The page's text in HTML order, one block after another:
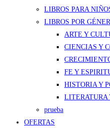
LIBROS PARA
LIBROS POR
ARTE Y
CIENCIAS Y
FE Y
HISTORIA Y
LITERATURA
prueba
OFERTAS